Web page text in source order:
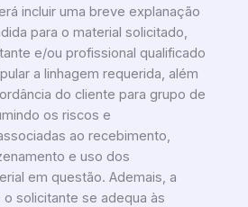
incluir uma breve explanação
para o material solicitado,
e/ou profissional qualificado
a linhagem requerida, além
do cliente para grupo de
os riscos e
ao recebimento,
e uso dos
em questão. Ademais, a
solicitante se adequa às